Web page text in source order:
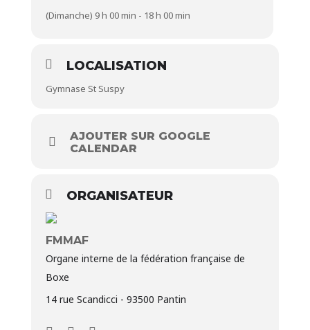
(Dimanche) 9 h 00 min - 18 h 00 min
LOCALISATION
Gymnase St Suspy
AJOUTER SUR GOOGLE
CALENDAR
ORGANISATEUR
FMMAF
Organe interne de la fédération française de
Boxe
14 rue Scandicci - 93500 Pantin